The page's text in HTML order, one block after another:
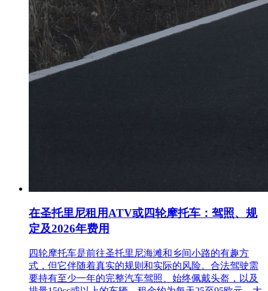
在圣托里尼租用ATV或四轮摩托车：驾照、规
定及2026年费用
四轮摩托车是前往圣托里尼海滩和乡间小路的有趣方
式，但它伴随着真实的规则和实际的风险。合法驾驶需
要持有至少一年的完整汽车驾照、始终佩戴头盔，以及